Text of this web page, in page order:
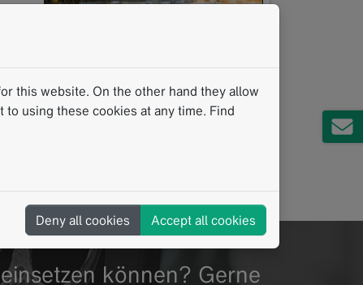
können? Gerne
this website. On the other hand they allow
using these cookies at any time. Find
Deny all cookies Accept all cookies